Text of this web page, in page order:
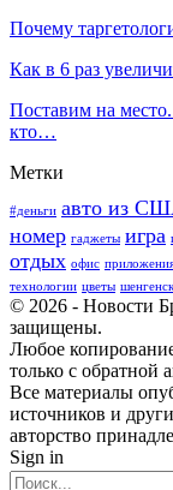
Почему
Как в 6 раз
Поставим на
кто…
Метки
#деньги авто из
номер гаджеты игра
отдых офис
технологии цветы
© 2026 - Новости
защищены.
Любое
только с обратной
Все материалы
источников и
авторство
Sign in